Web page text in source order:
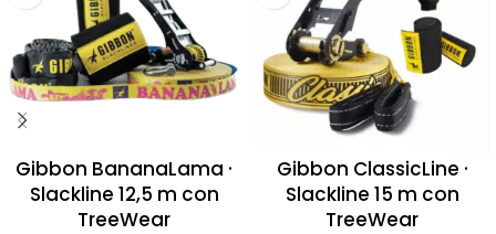
Gibbon BananaLama ·
Slackline 12,5 m con
TreeWear
Gibbon ClassicLine ·
Slackline 15 m con
TreeWear